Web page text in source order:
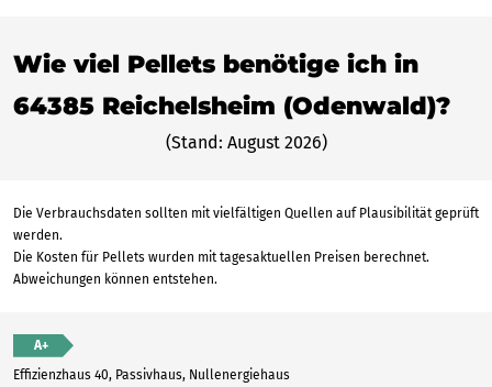
Wie viel Pellets benötige ich in
64385 Reichelsheim (Odenwald)?
(Stand: August 2026)
Die Verbrauchsdaten sollten mit vielfältigen Quellen auf Plausibilität geprüft
werden.
Die Kosten für Pellets wurden mit tagesaktuellen Preisen berechnet.
Abweichungen können entstehen.
A+
Effizienzhaus 40, Passivhaus, Nullenergiehaus